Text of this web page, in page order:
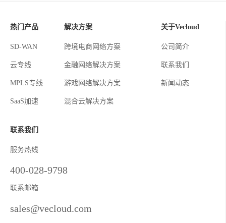
热门产品
SD-WAN
云专线
MPLS专线
SaaS加速
解决方案
跨境电商网络方案
金融网络解决方案
游戏网络解决方案
混合云解决方案
关于Vecloud
公司简介
联系我们
新闻动态
联系我们
服务热线
400-028-9798
联系邮箱
sales@vecloud.com